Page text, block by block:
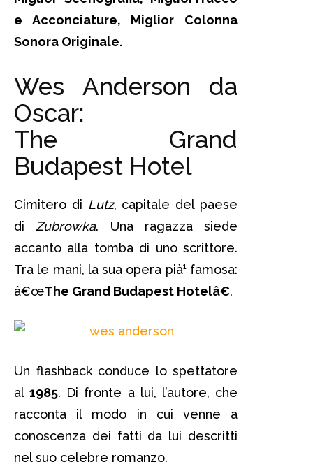
e Acconciature, Miglior Colonna
Sonora Originale.
Wes Anderson da
Oscar:
The Grand
Budapest Hotel
Cimitero di Lutz, capitale del paese
di Zubrowka. Una ragazza siede
accanto alla tomba di uno scrittore.
Tra le mani, la sua opera pià¹ famosa:
â€œThe Grand Budapest Hotelâ€.
Un flashback conduce lo spettatore
al1985. Di fronte a lui, l’autore, che
racconta il modo in cui venne a
conoscenza dei fatti da lui descritti
nel suo celebre romanzo.